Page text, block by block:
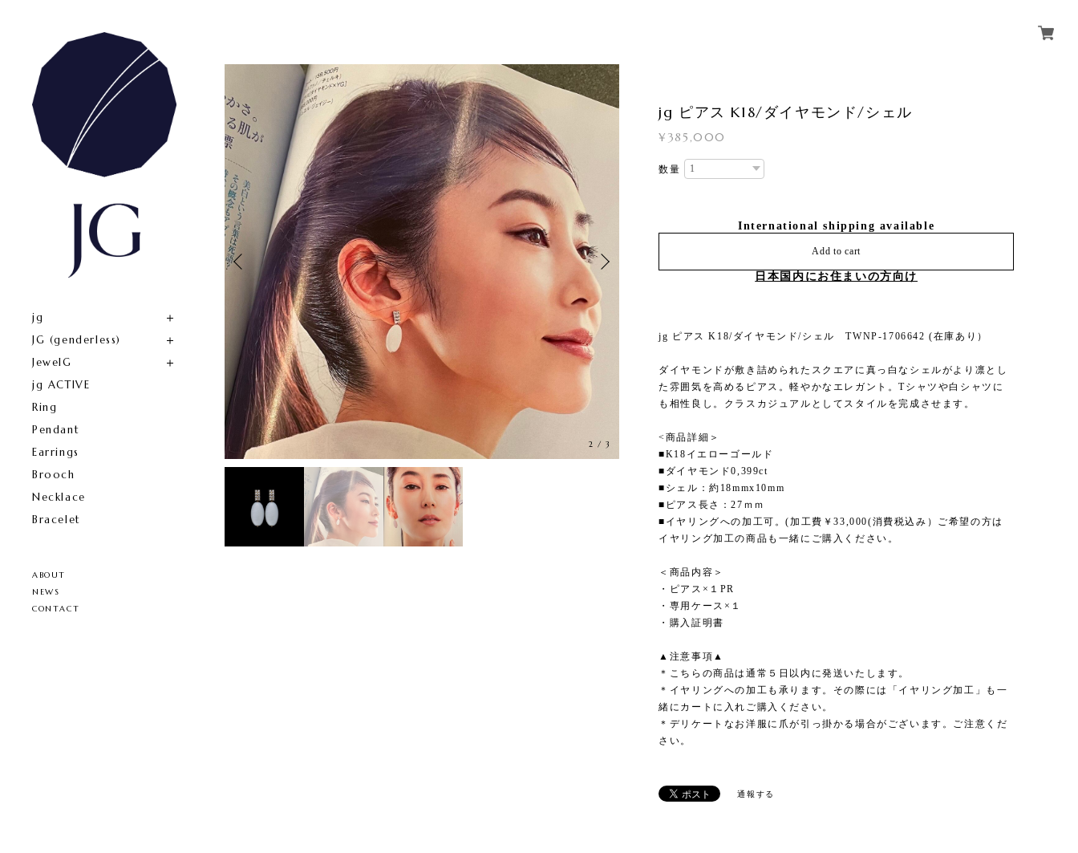
jg
JG (genderless)
JewelG
jg ACTIVE
Ring
Pendant
Earrings
Brooch
Necklace
Bracelet
ABOUT
NEWS
CONTACT
2 /3
jg ピアス K18/ダイヤモンド/シェル
¥385,000
数量
International shipping available
Add to cart
日本国内にお住まいの方向け
jg ピアス K18/ダイヤモンド/シェル TWNP-1706642 (在庫あり）
ダイヤモンドが敷き詰められたスクエアに真っ白なシェルがより凛とし
た雰囲気を高めるピアス。軽やかなエレガント。Tシャツや白シャツに
も相性良し。クラスカジュアルとしてスタイルを完成させます。
<商品詳細＞
■K18イエローゴールド
■ダイヤモンド0,399ct
■シェル：約18mmx10mm
■ピアス長さ：27ｍｍ
■イヤリングへの加工可。(加工費￥33,000(消費税込み）ご希望の方は
イヤリング加工の商品も一緒にご購入ください。
＜商品内容＞
・ピアス×１PR
・専用ケース×１
・購入証明書
▲注意事項▲
＊こちらの商品は通常５日以内に発送いたします。
＊イヤリングへの加工も承ります。その際には「イヤリング加工」も一
緒にカートに入れご購入ください。
＊デリケートなお洋服に爪が引っ掛かる場合がございます。ご注意くだ
さい。
通報する